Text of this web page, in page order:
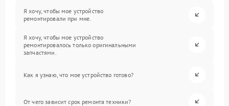
Я хочу, чтобы мое устройство
ремонтировали при мне.
Я хочу, чтобы мое устройство
ремонтировалось только оригинальными
запчастями.
Как я узнаю, что мое устройство готово?
От чего зависит срок ремонта техники?